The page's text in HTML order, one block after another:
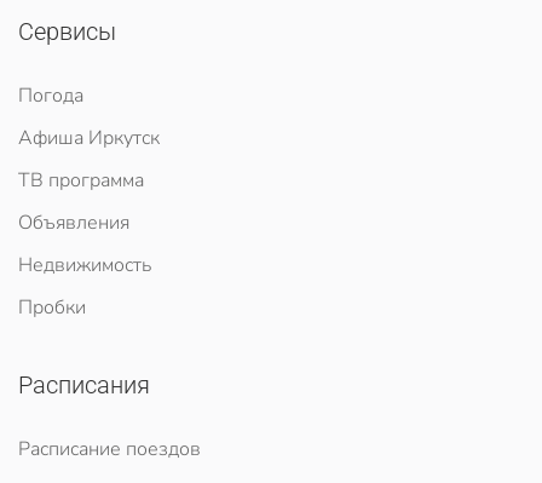
Сервисы
Погода
Афиша Иркутск
ТВ программа
Объявления
Недвижимость
Пробки
Расписания
Расписание поездов